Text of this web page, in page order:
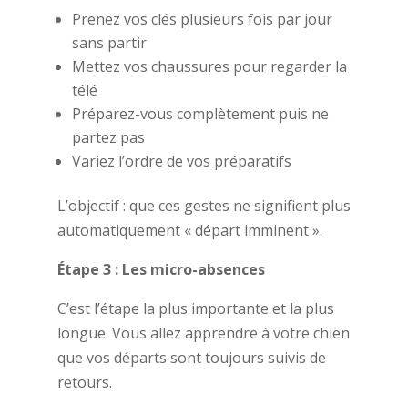
Prenez vos clés plusieurs fois par jour
sans partir
Mettez vos chaussures pour regarder la
télé
Préparez-vous complètement puis ne
partez pas
Variez l’ordre de vos préparatifs
L’objectif : que ces gestes ne signifient plus
automatiquement « départ imminent ».
Étape 3 : Les micro-absences
C’est l’étape la plus importante et la plus
longue. Vous allez apprendre à votre chien
que vos départs sont toujours suivis de
retours.